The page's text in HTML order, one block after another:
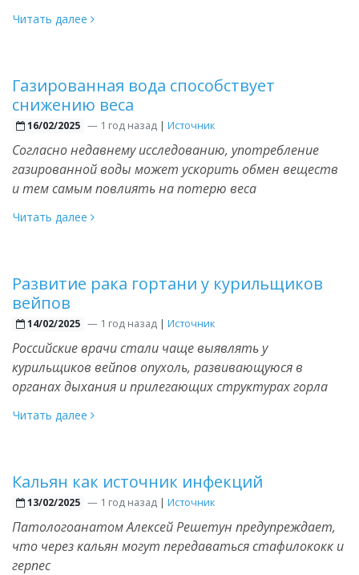
Читать далее
Газированная вода способствует
снижению веса
16/02/2025 —1 год назад | Источник
Согласно недавнему исследованию, употребление
газированной воды может ускорить обмен веществ
и тем самым повлиять на потерю веса
Читать далее
Развитие рака гортани у курильщиков
вейпов
14/02/2025 —1 год назад | Источник
Российские врачи стали чаще выявлять у
курильщиков вейпов опухоль, развивающуюся в
органах дыхания и прилегающих структурах горла
Читать далее
Кальян как источник инфекций
13/02/2025 —1 год назад | Источник
Патологоанатом Алексей Решетун предупреждает,
что через кальян могут передаваться стафилококк и
герпес